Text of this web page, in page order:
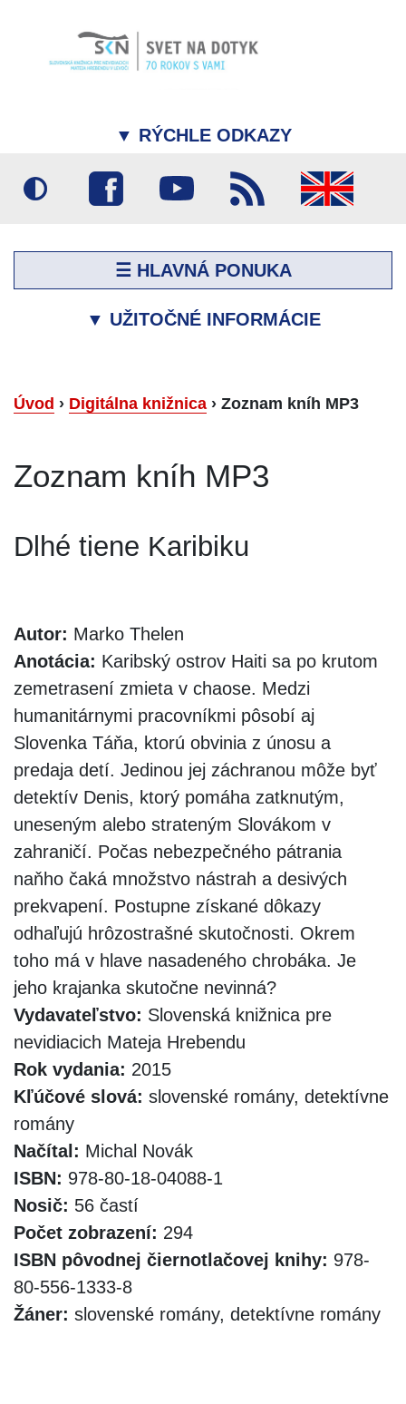
▼ RÝCHLE ODKAZY
☰ HLAVNÁ PONUKA
▼ UŽITOČNÉ INFORMÁCIE
Úvod › Digitálna knižnica › Zoznam kníh MP3
Zoznam kníh MP3
Dlhé tiene Karibiku
Autor: Marko Thelen
Anotácia: Karibský ostrov Haiti sa po krutom
zemetrasení zmieta v chaose. Medzi
humanitárnymi pracovníkmi pôsobí aj
Slovenka Táňa, ktorú obvinia z únosu a
predaja detí. Jedinou jej záchranou môže byť
detektív Denis, ktorý pomáha zatknutým,
uneseným alebo strateným Slovákom v
zahraničí. Počas nebezpečného pátrania
naňho čaká množstvo nástrah a desivých
prekvapení. Postupne získané dôkazy
odhaľujú hrôzostrašné skutočnosti. Okrem
toho má v hlave nasadeného chrobáka. Je
jeho krajanka skutočne nevinná?
Vydavateľstvo: Slovenská knižnica pre
nevidiacich Mateja Hrebendu
Rok vydania: 2015
Kľúčové slová: slovenské romány, detektívne
romány
Načítal: Michal Novák
ISBN: 978-80-18-04088-1
Nosič: 56 častí
Počet zobrazení: 294
ISBN pôvodnej čiernotlačovej knihy: 978-
80-556-1333-8
Žáner: slovenské romány, detektívne romány